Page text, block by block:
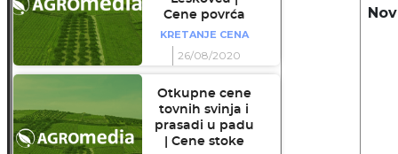
Cene povrća
KRETANJE CENA
26/08/2020
Otkupne cene
tovnih svinja i
prasadi u padu
| Cene stoke